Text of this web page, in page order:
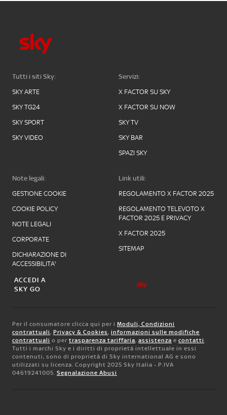
Tutti i siti Sky:
SKY ARTE
SKY TG24
SKY SPORT
SKY VIDEO
Servizi:
X FACTOR SU SKY
X FACTOR SU NOW
SKY TV
SKY BAR
SPAZI SKY
Note legali:
GESTIONE COOKIE
COOKIE POLICY
NOTE LEGALI
CORPORATE
DICHIARAZIONE DI
ACCESSIBILITA'
Link utili:
REGOLAMENTO X FACTOR 2025
REGOLAMENTO TELEVOTO X
FACTOR 2025 E PRIVACY
X FACTOR 2025
SITEMAP
ACCEDI A
SKY GO
Per il consumatore clicca qui per i Moduli, Condizioni
contrattuali, Privacy & Cookies, informazioni sulle modifiche
contrattuali o per trasparenza tariffaria, assistenza e contatti.
Tutti i marchi Sky e i diritti di proprietà intellettuale in essi
contenuti, sono di proprietà di Sky international AG e sono
utilizzati su licenza. Copyright 2025 Sky Italia - P.IVA
04619241005. Segnalazione Abusi